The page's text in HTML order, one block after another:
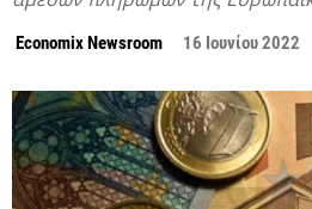
Economix Newsroom 16 Ιουνίου 2022